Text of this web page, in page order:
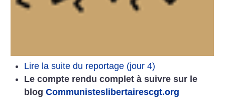
Lire la suite du reportage (jour 4)
Le compte rendu complet à suivre sur le
blog Communisteslibertairescgt.org